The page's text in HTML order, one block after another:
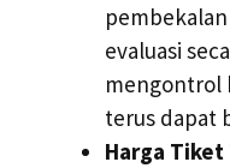
evaluasi
mengontrol
terus dapat
Harga